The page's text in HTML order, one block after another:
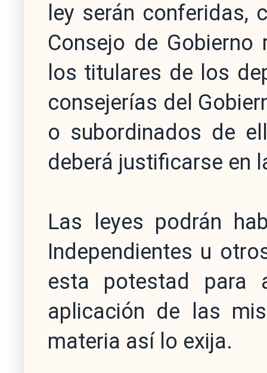
ley serán conferidas,
Consejo de
los titulares de los
consejerías del
o subordinados de
deberá justificarse en
Las leyes podrán
Independientes u
esta potestad para
aplicación de las
materia así lo exija.